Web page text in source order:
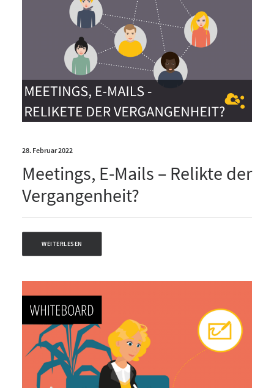
28. Februar 2022
Meetings, E-Mails – Relikte der
Vergangenheit?
WEITERLESEN